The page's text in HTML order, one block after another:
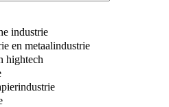
industrie
en metaalindustrie
hightech